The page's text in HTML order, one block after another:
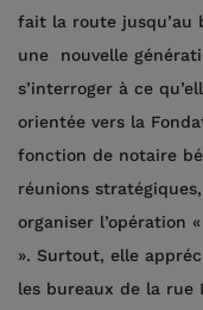
fait la route jusqu’au
une nouvelle
s’interroger à ce
orientée vers la
fonction de notaire
réunions
organiser l’opération
». Surtout, elle
les bureaux de la rue